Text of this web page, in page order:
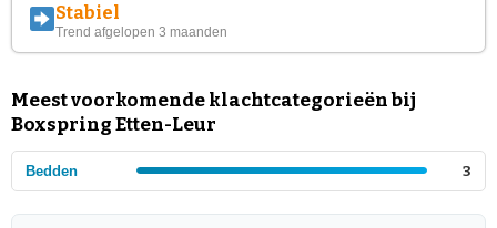
Stabiel
Trend afgelopen 3 maanden
Meest voorkomende klachtcategorieën bij
Boxspring Etten-Leur
Bedden 3